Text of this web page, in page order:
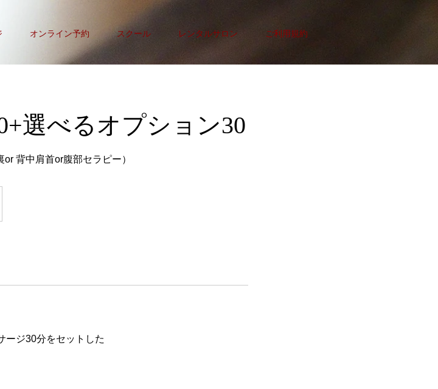
オンライン予約 スクール レンタルサロン ご利用規約
選べるオプション30
背中肩首or腹部セラピー）
ージ30分をセットした